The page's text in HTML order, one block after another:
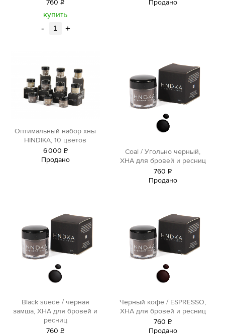
760 Р
уб.
купить
- +
уб.
Продано
Оптимальный набор хны
HINDIKA, 10 цветов
6000 Р
уб.
Продано
Сoal / Угольно черный,
ХНА для бровей и ресниц
760 Р
уб.
Продано
Black suede / черная
замша, ХНА для бровей и
ресниц
760 Р
Черный кофе / ESPRESSO,
ХНА для бровей и ресниц
760 Р
уб.
Продано